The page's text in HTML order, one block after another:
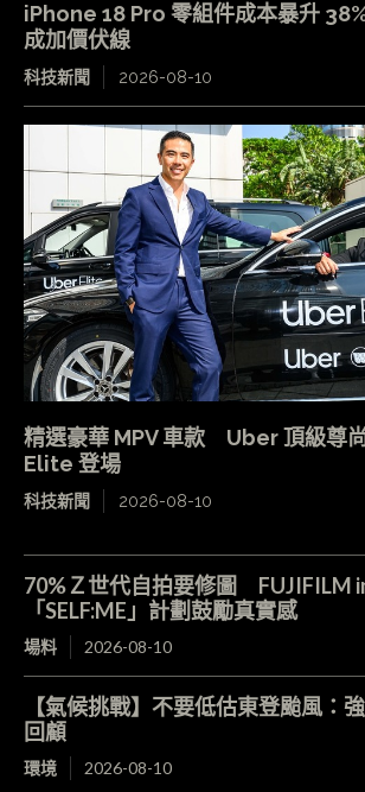
iPhone 18 Pro 零組件成本暴升
成加價伏線
科技新聞 2026-08-10
精選豪華 MPV 車款 Uber 頂級尊
Elite 登場
科技新聞 2026-08-10
70%Ｚ世代自拍要修圖 FUJIFILM
「SELF:ME」計劃鼓勵真實感
場料 2026-08-10
【氣候挑戰】不要低估東登颱風：
回顧
環境 2026-08-10